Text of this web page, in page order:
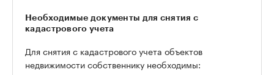
Необходимые документы для снятия с
кадастрового учета
Для снятия с кадастрового учета объектов
недвижимости собственнику необходимы: